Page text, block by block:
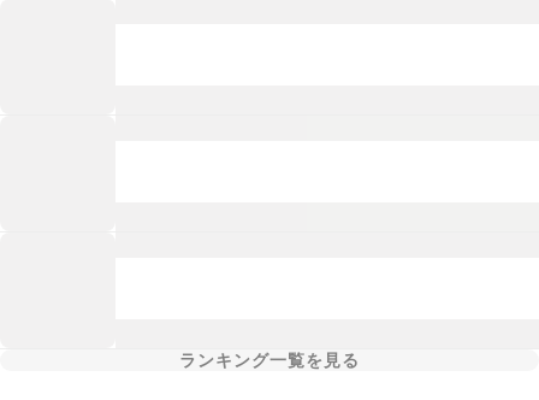
ランキング一覧を見る